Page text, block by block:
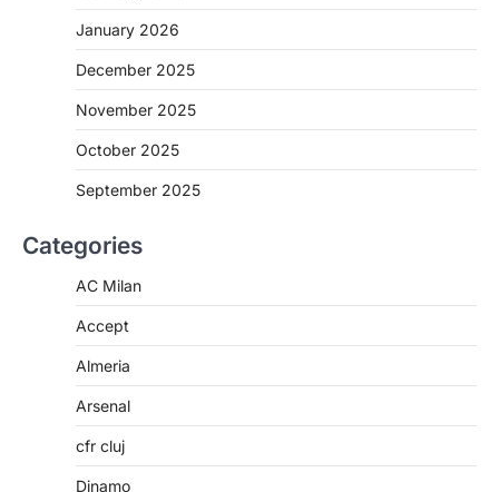
January 2026
December 2025
November 2025
October 2025
September 2025
Categories
AC Milan
Accept
Almeria
Arsenal
cfr cluj
Dinamo